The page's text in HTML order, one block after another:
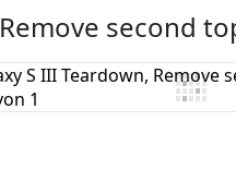
Remove second